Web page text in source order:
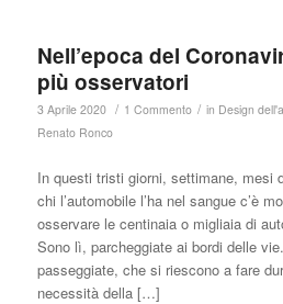
Nell’epoca del
più osservatori
3 Aprile 2020 / 1 Commento / in Design
Renato Ronco
In questi tristi giorni, settimane, mesi
chi l’automobile l’ha nel sangue c’è
osservare le centinaia o migliaia di
Sono lì, parcheggiate ai bordi delle
passeggiate, che si riescono a fare
necessità della […]